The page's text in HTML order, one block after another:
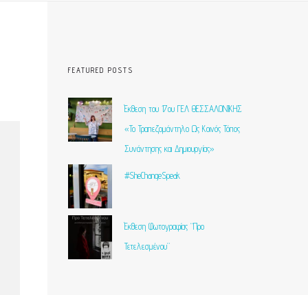
FEATURED POSTS
Έκθεση του 17ου ΓΕΛ ΘΕΣΣΑΛΟΝΙΚΗΣ
«Το Τραπεζομάντηλο Ως Κοινός Τόπος
Συνάντησης και Δημιουργίας»
#SheChangeSpeak
Έκθεση Φωτογραφίας “Προ
Τετελεσμένου”